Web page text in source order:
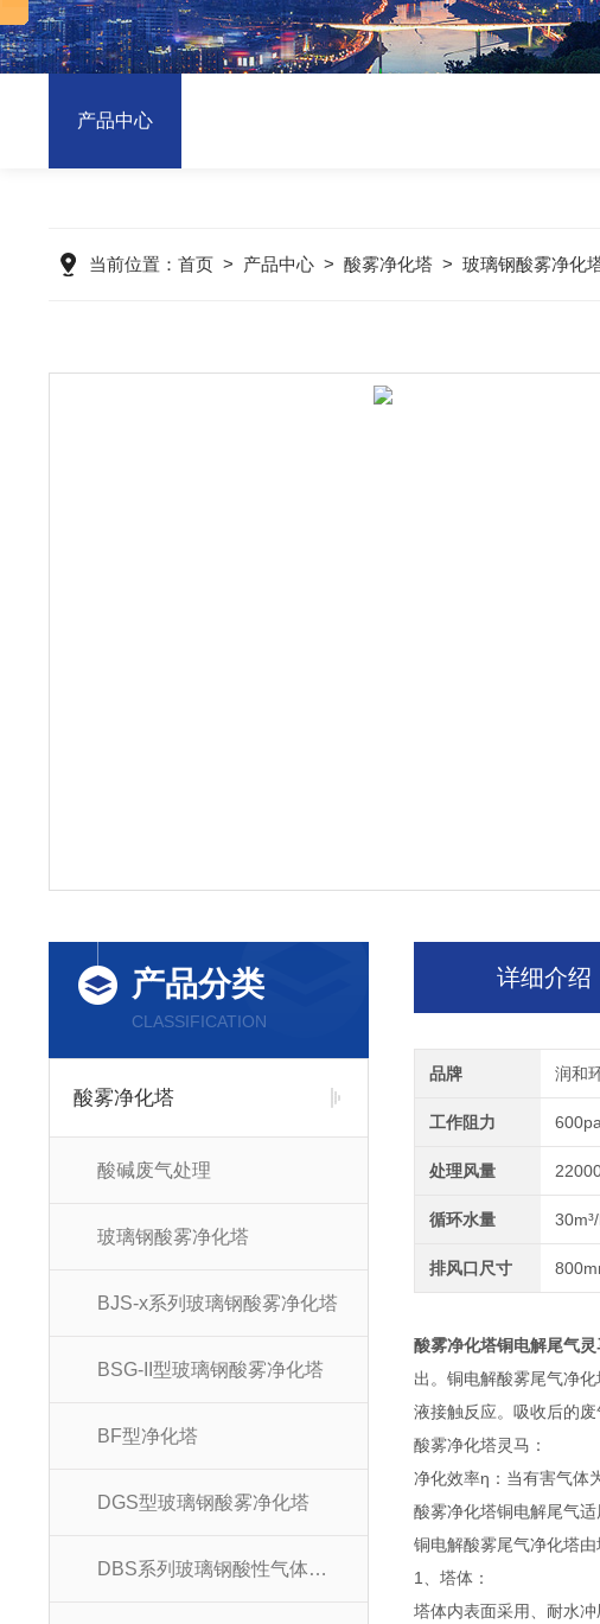
产品中心
当前位置： 首页> 产品中心> 酸雾净化塔> 玻璃钢酸雾净化
产品分类
CLASSIFICATION
酸雾净化塔
酸碱废气处理
玻璃钢酸雾净化塔
BJS-x系列玻璃钢酸雾净化塔
BSG-II型玻璃钢酸雾净化塔
BF型净化塔
DGS型玻璃钢酸雾净化塔
DBS系列玻璃钢酸性气体吸收塔
详细介绍
品牌 润和
工作阻力 600pa
处理风量
循环水量
排风口尺寸
酸雾净化塔铜电解尾气灵
出。铜电解酸雾尾气净
液接触反应。吸收后的
酸雾净化塔灵马：
净化效率η：当有害气体
酸雾净化塔铜电解尾气
铜电解酸雾尾气净化塔
1、塔体：
塔体内表面采用、耐水